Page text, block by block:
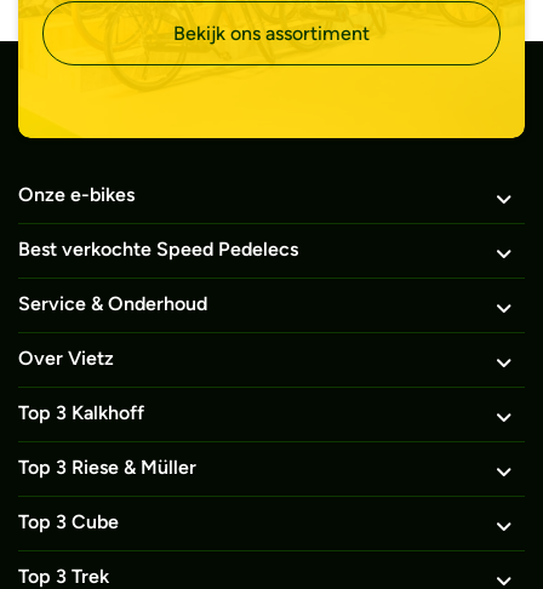
Bekijk ons assortiment
Onze e-bikes
Best verkochte Speed Pedelecs
Service & Onderhoud
Over Vietz
Top 3 Kalkhoff
Top 3 Riese & Müller
Top 3 Cube
Top 3 Trek